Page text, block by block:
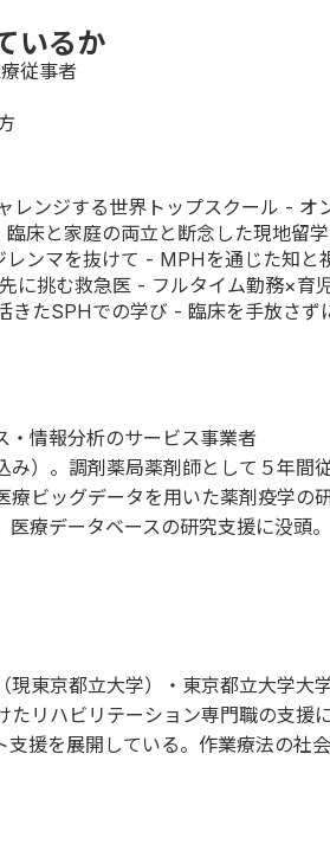
いるか
従事者
レンジする世界トップスクール - オ
床と家庭の両立と断念した現地留
ンマを抜けて - MPHを通じた知と
に挑む救急医 - フルタイム勤務×育
きたSPHでの学び - 臨床を手放さず
情報分析のサービス事業者
み）。調剤薬局薬剤師として５年
ビッグデータを用いた薬剤疫学の
療データベースの研究支援に没頭
東京都立大学）・東京都立大学大
リハビリテーション専門職の支援
援を展開している。作業療法の社